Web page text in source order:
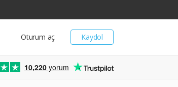
Kaydol
Oturum aç
10,220 yorum